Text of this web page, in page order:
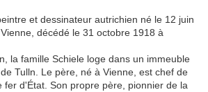
et dessinateur autrichien né le 12 juin
décédé le 31 octobre 1918 à
la famille Schiele loge dans un immeuble
Tulln. Le père, né à Vienne, est chef de
fer d'État. Son propre père, pionnier de la